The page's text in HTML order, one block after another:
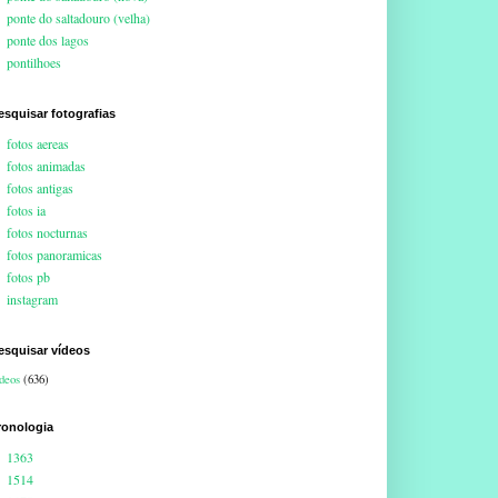
ponte do saltadouro (velha)
ponte dos lagos
pontilhoes
fotografias
fotos aereas
fotos animadas
fotos antigas
fotos ia
fotos nocturnas
fotos panoramicas
fotos pb
instagram
vídeos
(636)
1363
1514